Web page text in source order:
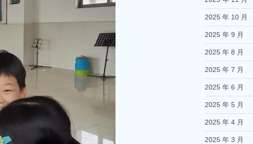
2025 年 10 月
2025 年 9 月
2025 年 8 月
2025 年 7 月
2025 年 6 月
2025 年 5 月
2025 年 4 月
2025 年 3 月